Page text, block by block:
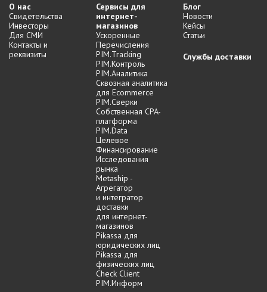
О нас
Свидетельства
Инвесторы
Для СМИ
Контакты и
реквизиты
Сервисы для
интернет-
магазинов
Ускоренные
Перечисления
PIM.Tracking
PIM.Контроль
PIM.Аналитика
Сквозная аналитика
для Ecommerce
PIM.Сверки
Собственная CPA-
платформа
PIM.Data
Целевое
Финансирование
Исследования
рынка
Metaship -
Агрегатор
и интегратор
доставки
для интернет-
магазинов
Pikassa для
юридических лиц
Pikassa для
физических лиц
Check Client
PIM.Информ
Блог
Новости
Кейсы
Статьи
Службы доставки